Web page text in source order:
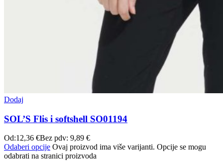
Dodaj
SOL’S Flis i softshell SO01194
Od:12,36 €Bez pdv: 9,89 €
Odaberi opcije Ovaj proizvod ima više varijanti. Opcije se mogu
odabrati na stranici proizvoda